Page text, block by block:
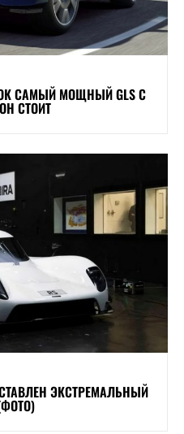
САМЫЙ МОЩНЫЙ GLS С
СТОИТ
ЭКСТРЕМАЛЬНЫЙ